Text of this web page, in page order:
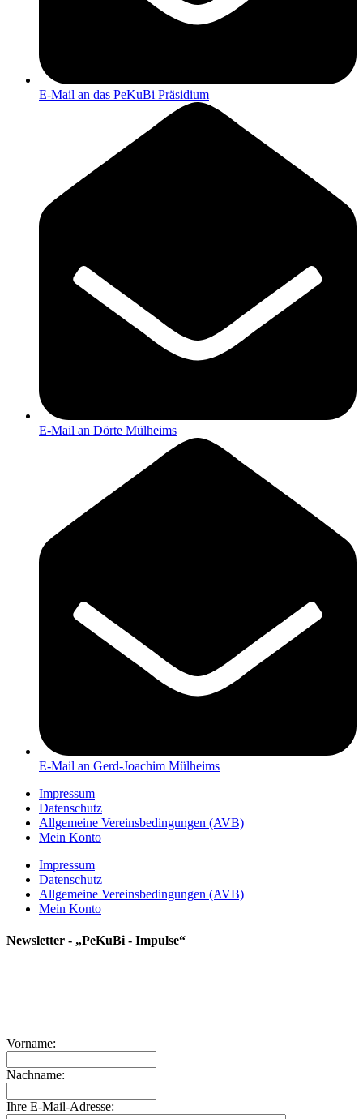
E-Mail an das PeKuBi Präsidium
E-Mail an Dörte Mülheims
E-Mail an Gerd-Joachim Mülheims
Impressum
Datenschutz
Allgemeine Vereinsbedingungen (AVB)
Mein Konto
Impressum
Datenschutz
Allgemeine Vereinsbedingungen (AVB)
Mein Konto
Newsletter - „PeKuBi - Impulse“
Vorname:
Nachname:
Ihre E-Mail-Adresse: